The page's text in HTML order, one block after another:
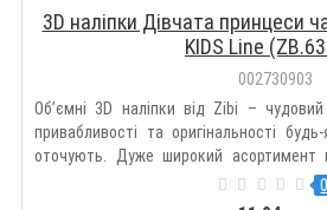
3D наліпки Дівчата принцеси
KIDS Line
002730903
Об’ємні 3D наліпки від Zibi –
привабливості та оригінальності
оточують. Дуже широкий асортимент
дозволить підібрати такі
Оздоблюйте гаджети, зошити,
0